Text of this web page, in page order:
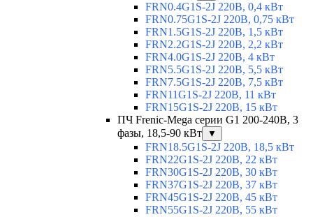
FRN0.4G1S-2J 220В, 0,4 кВт
FRN0.75G1S-2J 220В, 0,75 кВт
FRN1.5G1S-2J 220В, 1,5 кВт
FRN2.2G1S-2J 220В, 2,2 кВт
FRN4.0G1S-2J 220В, 4 кВт
FRN5.5G1S-2J 220В, 5,5 кВт
FRN7.5G1S-2J 220В, 7,5 кВт
FRN11G1S-2J 220В, 11 кВт
FRN15G1S-2J 220В, 15 кВт
ПЧ Frenic-Mega серии G1 200-240В, 3
фазы, 18,5-90 кВт
▼
FRN18.5G1S-2J 220В, 18,5 кВт
FRN22G1S-2J 220В, 22 кВт
FRN30G1S-2J 220В, 30 кВт
FRN37G1S-2J 220В, 37 кВт
FRN45G1S-2J 220В, 45 кВт
FRN55G1S-2J 220В, 55 кВт